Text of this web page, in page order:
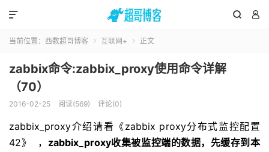
 

当前位置： 西数超哥博客  互联网+  正文
zabbix命令:zabbix_proxy使用命令详解
（70）
2016-02-25 阅读(569) 评论(0)
zabbix_proxy介绍请看《zabbix proxy分布式监控配置
42》 ， zabbix_proxy收集被监控端的数据，先缓存到本